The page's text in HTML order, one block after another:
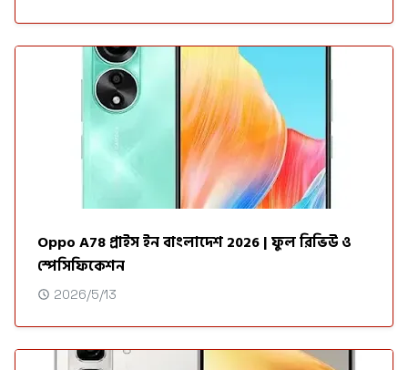
Oppo A78 প্রাইস ইন বাংলাদেশ 2026 | ফুল রিভিউ ও
স্পেসিফিকেশন
2026/5/13